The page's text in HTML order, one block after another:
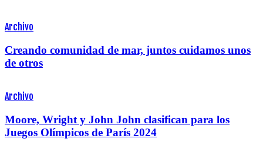
Archivo
Creando comunidad de mar, juntos cuidamos unos
de otros
Archivo
Moore, Wright y John John clasifican para los
Juegos Olímpicos de París 2024